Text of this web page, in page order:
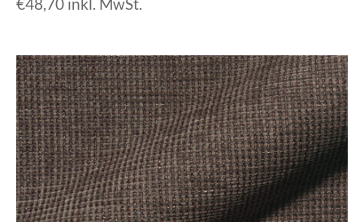
€48,70 inkl. MwSt.